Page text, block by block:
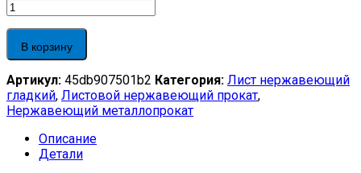
В корзину
Артикул: 45db907501b2 Категория: Лист нержавеющий
гладкий, Листовой нержавеющий прокат,
Нержавеющий металлопрокат
Описание
Детали